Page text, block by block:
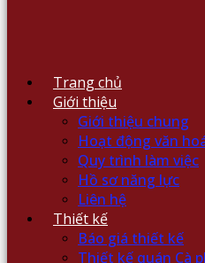
Trang chủ
Giới thiệu
Giới thiệu chung
Hoạt động văn
Quy trình làm việc
Hồ sơ năng lực
Liên hệ
Thiết kế
Báo giá thiết kế
Thiết kế quán Cà